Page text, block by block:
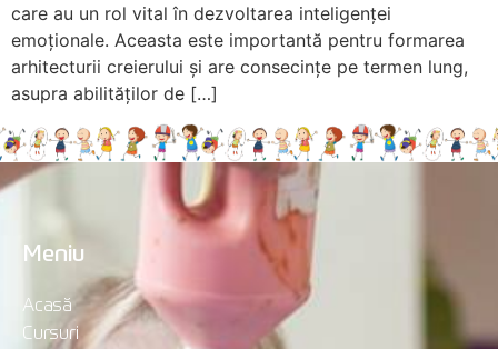
care au un rol vital în dezvoltarea inteligenței
emoționale. Aceasta este importantă pentru formarea
arhitecturii creierului și are consecințe pe termen lung,
asupra abilităților de […]
Meniu
Acasă
Cursuri